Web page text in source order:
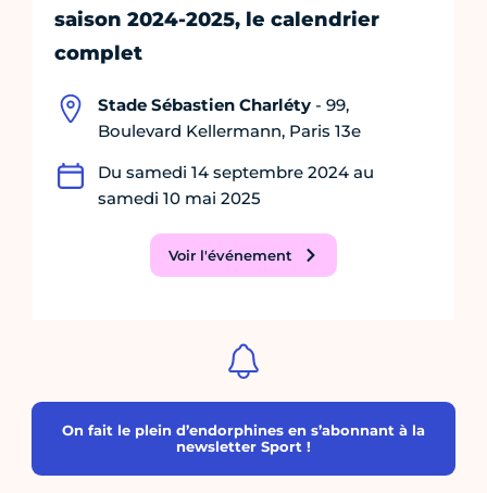
saison 2024-2025, le calendrier
complet
Stade Sébastien Charléty - 99,
Boulevard Kellermann, Paris 13e
Du samedi 14 septembre 2024 au
samedi 10 mai 2025
Voir l'événement
On fait le plein d’endorphines en s’abonnant à la
newsletter Sport !